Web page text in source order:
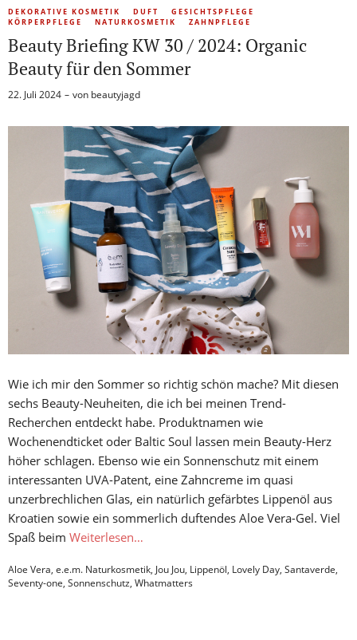
DEKORATIVE KOSMETIK DUFT
GESICHTSPFLEGE
KÖRPERPFLEGE
NATURKOSMETIK ZAHNPFLEGE
Beauty Briefing KW 30 / 2024: Organic
Beauty für den Sommer
22. Juli 2024 von beautyjagd
Wie ich mir den Sommer so richtig schön mache? Mit diesen
sechs Beauty-Neuheiten, die ich bei meinen Trend-
Recherchen entdeckt habe. Produktnamen wie
Wochenendticket oder Baltic Soul lassen mein Beauty-Herz
höher schlagen. Ebenso wie ein Sonnenschutz mit einem
interessanten UVA-Patent, eine Zahncreme im quasi
unzerbrechlichen Glas, ein natürlich gefärbtes Lippenöl aus
Kroatien sowie ein sommerlich duftendes Aloe Vera-Gel. Viel
Spaß beim Weiterlesen…
Aloe Vera, e.e.m. Naturkosmetik, Jou Jou, Lippenöl, Lovely Day, Santaverde,
Seventy-one, Sonnenschutz, Whatmatters